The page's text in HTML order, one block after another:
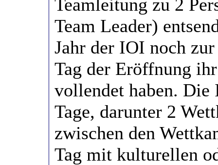
Teamleitung zu 2
Team Leader)
Jahr der IOI noch
Tag der Eröffnung
vollendet haben. Die
Tage, darunter 2
zwischen den
Tag mit kulturellen